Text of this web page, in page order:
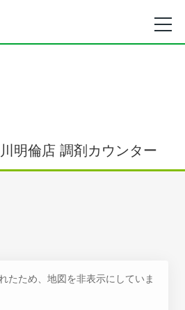
明倫店 調剤カウンター
たため、地図を非表示にしていま